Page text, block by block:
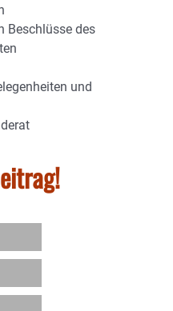
Beschlüsse des
und